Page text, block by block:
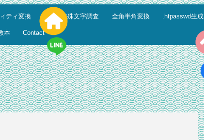
ティ変換 HTML特殊文字調査 全角半角変換 .htpasswd生成
本 Contact